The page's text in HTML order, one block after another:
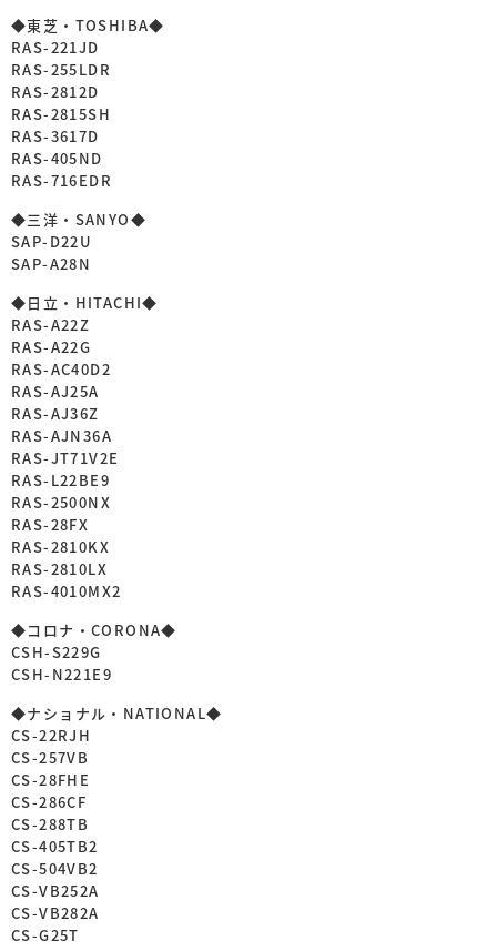
◆東芝・TOSHIBA◆
RAS-221JD
RAS-255LDR
RAS-2812D
RAS-2815SH
RAS-3617D
RAS-405ND
RAS-716EDR
◆三洋・SANYO◆
SAP-D22U
SAP-A28N
◆日立・HITACHI◆
RAS-A22Z
RAS-A22G
RAS-AC40D2
RAS-AJ25A
RAS-AJ36Z
RAS-AJN36A
RAS-JT71V2E
RAS-L22BE9
RAS-2500NX
RAS-28FX
RAS-2810KX
RAS-2810LX
RAS-4010MX2
◆コロナ・CORONA◆
CSH-S229G
CSH-N221E9
◆ナショナル・NATIONAL◆
CS-22RJH
CS-257VB
CS-28FHE
CS-286CF
CS-288TB
CS-405TB2
CS-504VB2
CS-VB252A
CS-VB282A
CS-G25T